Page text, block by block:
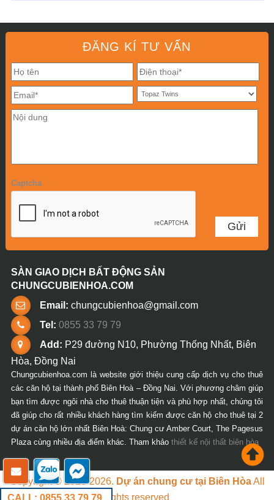
ĐĂNG KÍ TƯ VẤN
Captcha
SÀN GIAO DỊCH BẤT ĐỘNG SẢN
CHUNGCUBIENHOA.COM
Email: chungcubienhoa@gmail.com
Tel: 0855 33 79 79
Add: P29 đường N10, Phường Thống Nhất, Biên
Hòa, Đồng Nai
Chungcubienhoa.com là website giới thiệu cung cấp dịch vụ cho thuê
các căn hộ tại thành phố Biên Hoà – Đồng Nai. Với phương châm giúp
bạn tìm được ngôi nhà cho thuê thuận tiện và phù hợp nhất, chúng tôi
đã giúp cho rất nhiều khách hàng tìm kiếm được căn hộ cho thuê tại 2
dự án căn hộ lớn nhất Biên Hoà: Chung cư Amber Court, The Pagesus
Plaza cùng nhiều địa điểm khác. Tham khảo thiết kế nội thất biên hòa
CALL: 0855 33 79 79
Copyright © 2018-2026. Dự án chung cư tại Biên HòaAll
rights reserved